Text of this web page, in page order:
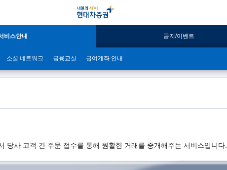
비스안내 공지/이벤트
소셜 네트워크 금융교실 급여계좌 안내
당사 고객 간 주문 접수를 통해 원활한 거래를 중개해주는 서비스입니다.